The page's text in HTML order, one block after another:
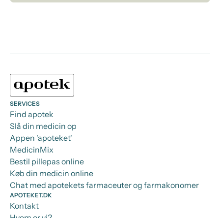
SERVICES
Find apotek
Slå din medicin op
Appen 'apoteket'
MedicinMix
Bestil pillepas online
Køb din medicin online
Chat med apotekets farmaceuter og farmakonomer
APOTEKET.DK
Kontakt